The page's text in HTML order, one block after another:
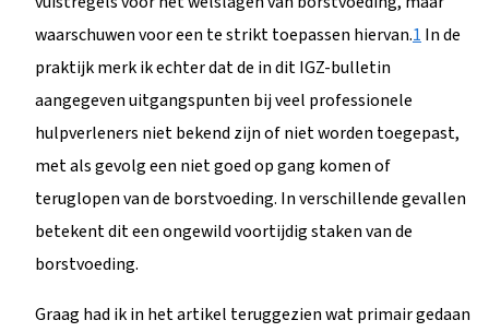
waarschuwen voor een te strikt toepassen hiervan.1 In de
praktijk merk ik echter dat de in dit IGZ-bulletin
aangegeven uitgangspunten bij veel professionele
hulpverleners niet bekend zijn of niet worden toegepast,
met als gevolg een niet goed op gang komen of
teruglopen van de borstvoeding. In verschillende gevallen
betekent dit een ongewild voortijdig staken van de
borstvoeding.
Graag had ik in het artikel teruggezien wat primair gedaan